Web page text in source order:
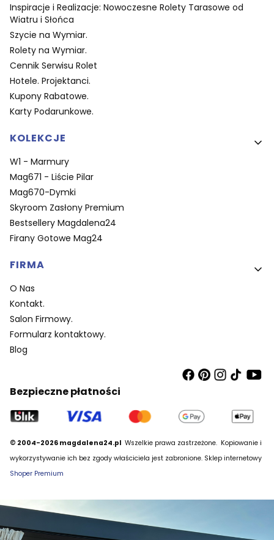
Inspiracje i Realizacje: Nowoczesne Rolety Tarasowe od
Wiatru i Słońca
Szycie na Wymiar.
Rolety na Wymiar.
Cennik Serwisu Rolet
Hotele. Projektanci.
Kupony Rabatowe.
Karty Podarunkowe.
KOLEKCJE
W1 - Marmury
Mag671 - Liście Pilar
Mag670-Dymki
Skyroom Zasłony Premium
Bestsellery Magdalena24
Firany Gotowe Mag24
FIRMA
O Nas
Kontakt.
Salon Firmowy.
Formularz kontaktowy.
Blog
Bezpieczne płatności
© 2004-2026 magdalena24.pl Wszelkie prawa zastrzeżone. Kopiowanie i
wykorzystywanie ich bez zgody właściciela jest zabronione. Sklep internetowy
Shoper Premium